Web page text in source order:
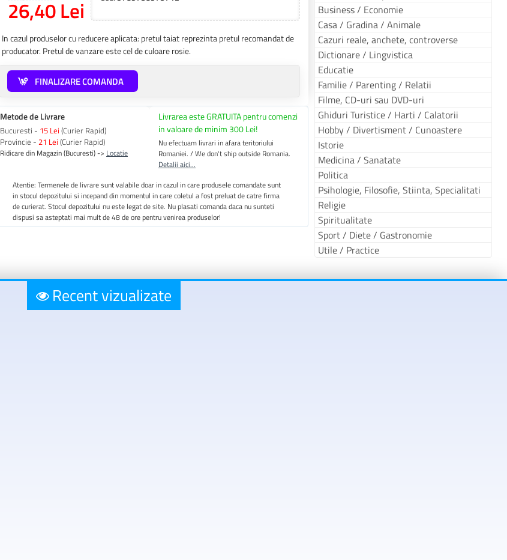
26,40 Lei
FINALIZARE COMANDA
In cazul produselor cu reducere aplicata: pretul taiat reprezinta pretul recomandat de
producator. Pretul de vanzare este cel de culoare rosie.
Metode de Livrare
Bucuresti - 15 Lei (Curier Rapid)
Provincie -21 Lei (Curier Rapid)
Ridicare din Magazin (Bucuresti) -> Locatie
Livrarea este GRATUITA pentru comenzi
in valoare de minim 300 Lei!
Nu efectuam livrari in afara teritoriului
Romaniei. / We don't ship outside Romania.
Detalii aici...
Atentie: Termenele de livrare sunt valabile doar in cazul in care produsele comandate sunt
in stocul depozitului si incepand din momentul in care coletul a fost preluat de catre firma
de curierat. Stocul depozitului nu este legat de site. Nu plasati comanda daca nu sunteti
dispusi sa asteptati mai mult de 48 de ore pentru venirea produselor!
Business / Economie
Casa / Gradina / Animale
Cazuri reale, anchete, controverse
Dictionare / Lingvistica
Educatie
Familie / Parenting / Relatii
Filme, CD-uri sau DVD-uri
Ghiduri Turistice / Harti / Calatorii
Hobby / Divertisment / Cunoastere
Istorie
Medicina / Sanatate
Politica
Psihologie, Filosofie, Stiinta, Specialitati
Religie
Spiritualitate
Sport / Diete / Gastronomie
Utile / Practice
Recent vizualizate